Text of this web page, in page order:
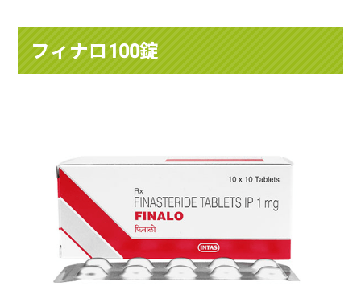
フィナロ100錠